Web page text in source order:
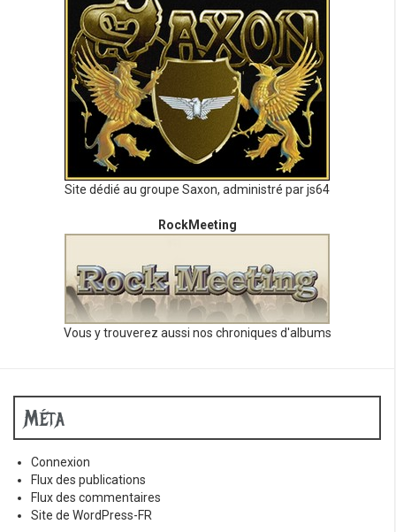
Site dédié au groupe Saxon, administré par js64
RockMeeting
Vous y trouverez aussi nos chroniques d'albums
Méta
Connexion
Flux des publications
Flux des commentaires
Site de WordPress-FR